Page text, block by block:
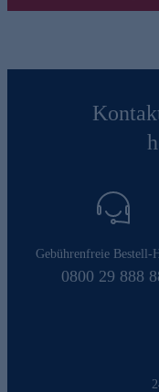
Gebührenfreie Bestell-
0800 29 888